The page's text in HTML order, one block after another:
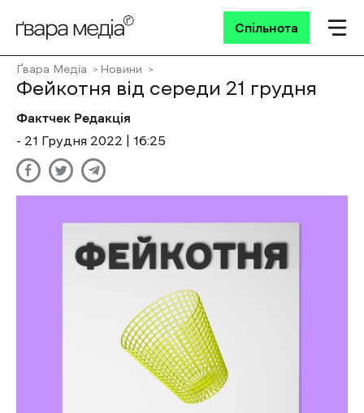
Спільнота
Ґвара Медіа Новини
Фейкотня від середи 21 грудня
Фактчек Редакція
- 21 Грудня 2022 | 16:25